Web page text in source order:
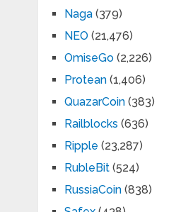
Naga(379)
NEO (21,476)
OmiseGo(2,226)
Protean(1,406)
QuazarCoin(383)
Railblocks (636)
Ripple (23,287)
RubleBit(524)
RussiaCoin(838)